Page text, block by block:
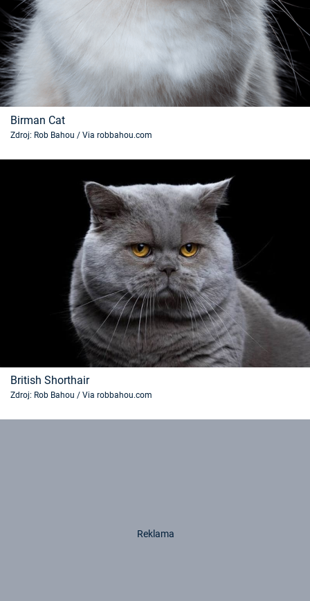
Birman Cat
Zdroj: Rob Bahou / Via robbahou.com
British Shorthair
Zdroj: Rob Bahou / Via robbahou.com